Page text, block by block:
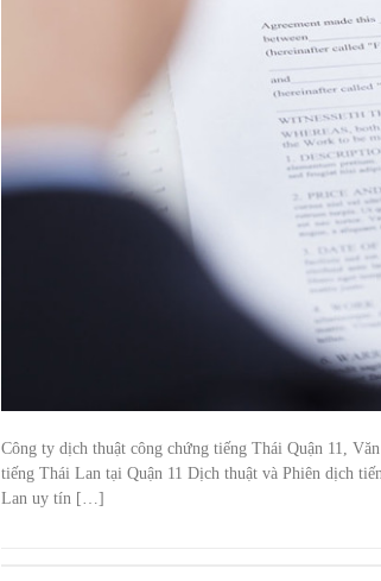
Công ty dịch thuật công chứng tiếng Thái Quận 11,
tiếng Thái Lan tại Quận 11 Dịch thuật và Phiên dịch
Lan uy tín […]